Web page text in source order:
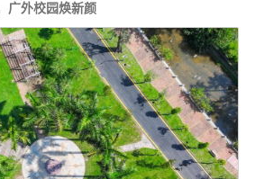
广外校园焕新颜